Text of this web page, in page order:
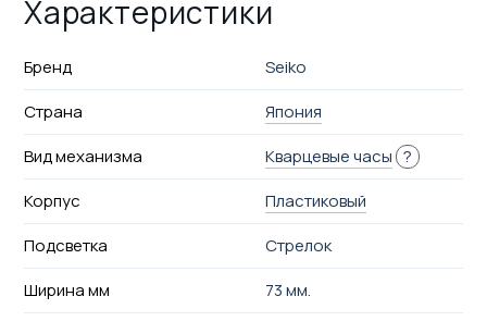
Характеристики
Бренд
Seiko
Страна
Япония
Вид механизма
Кварцевые часы ?
Корпус
Пластиковый
Подсветка
Стрелок
Ширина мм
73 мм.